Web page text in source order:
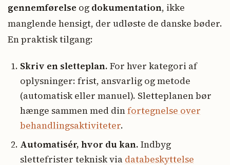
gennemførelse og dokumentation, ikke
manglende hensigt, der udløste de danske bøder.
En praktisk tilgang:
Skriv en sletteplan. For hver kategori af
oplysninger: frist, ansvarlig og metode
(automatisk eller manuel). Sletteplanen bør
hænge sammen med dinfortegnelse over
behandlingsaktiviteter.
Automatisér, hvor du kan. Indbyg
slettefrister teknisk via databeskyttelse